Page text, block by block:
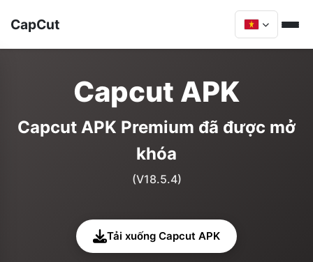
CapCut
Capcut APK
Capcut APK Premium đã được mở
khóa
(V18.5.4)
Tải xuống Capcut APK